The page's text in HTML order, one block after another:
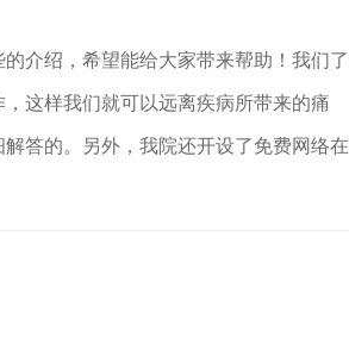
介绍，希望能给大家带来帮助！我们了
这样我们就可以远离疾病所带来的痛
答的。另外，我院还开设了免费网络在